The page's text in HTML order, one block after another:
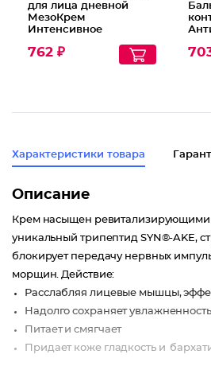
для лица дневной
МезоКрем
Интенсивное
762 ₽
Характеристики товара
Описание
Крем насыщен ревитализирующими
уникальный трипептид SYN®-AKE,
блокирует передачу нервных
морщин. Действие:
Расслабляя лицевые мышцы,
Надолго сохраняет
Питает и смягчает
Придает коже гладкость и